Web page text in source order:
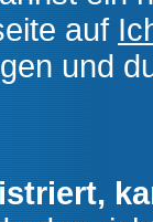
auf
und